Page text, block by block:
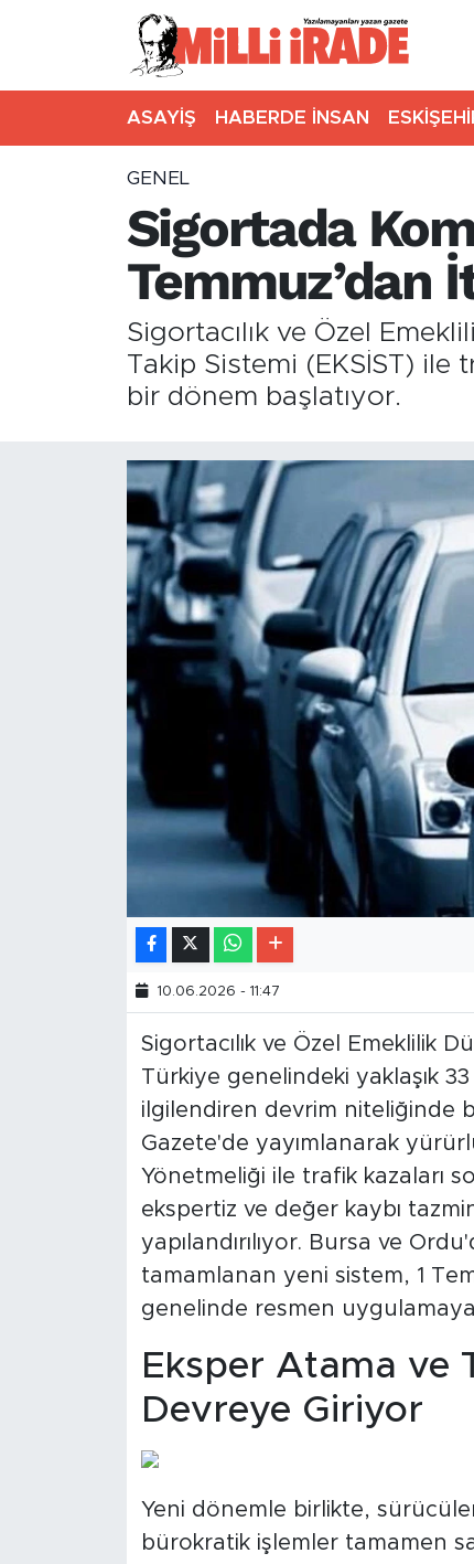
ASAYİŞ HABERDE İNSAN
GENEL
Sigortada
Temmuz’dan
Sigortacılık ve Özel
Takip Sistemi (EKSİST) ile
bir dönem başlatıyor.
10.06.2026 - 11:47
Sigortacılık ve Özel Emeklilik
Türkiye genelindeki yaklaşık
ilgilendiren devrim niteliğinde
Gazete'de yayımlanarak
Yönetmeliği ile trafik kazaları
ekspertiz ve değer kaybı
yapılandırılıyor. Bursa ve
tamamlanan yeni sistem, 1
genelinde resmen
Eksper Atama ve
Devreye Giriyor
Yeni dönemle birlikte,
bürokratik işlemler tamamen